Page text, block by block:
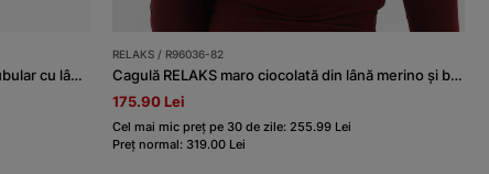
Set RELAKS ciocolatiu căciulă + fular tubular cu lână merino
RELAKS / R96036-82
Cagulă RELAKS maro ciocolată din lână merino și bumbac
175.90 Lei
Cel mai mic preț pe 30 de zile: 255.99 Lei
Preț normal: 319.00 Lei